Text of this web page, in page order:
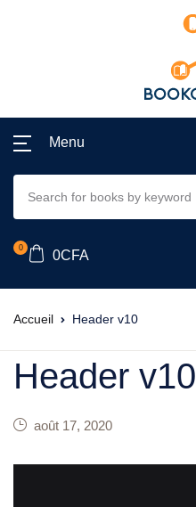
Menu
0
0CFA
Accueil Header v10
Header v10
août 17, 2020